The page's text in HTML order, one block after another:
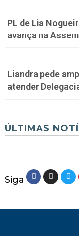
PL de Lia
avança na
Liandra pede
atender
ÚLTIMAS
Siga